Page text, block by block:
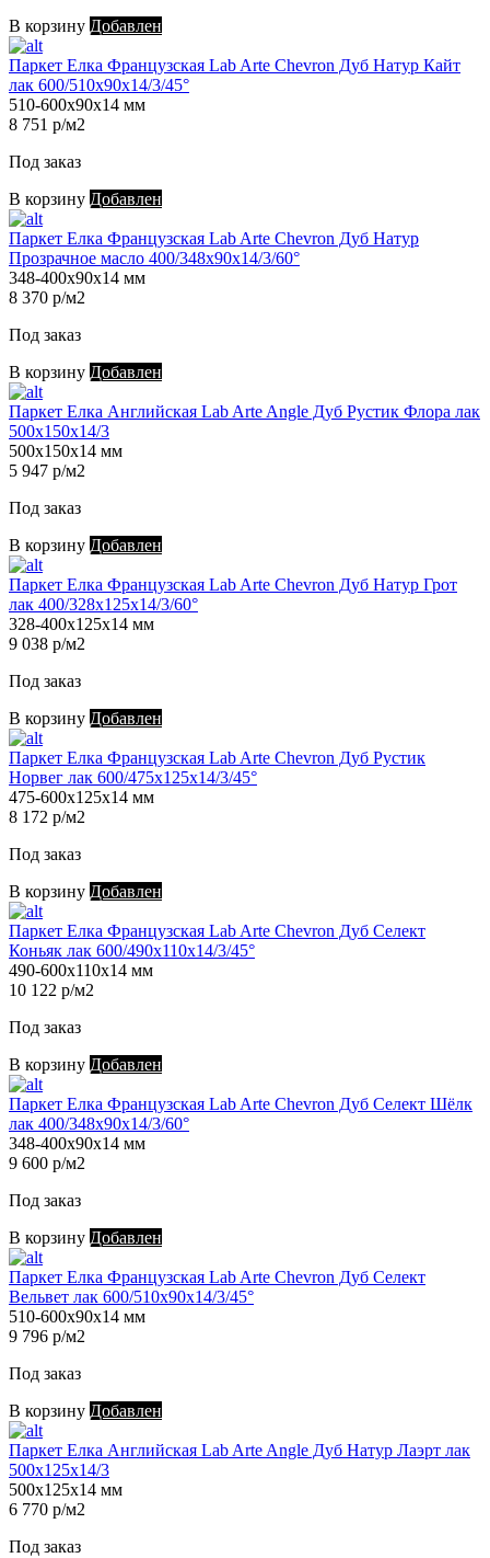
В корзину Добавлен
Паркет Елка Французская Lab Arte Chevron Дуб Натур Кайт
лак 600/510х90х14/3/45°
510-600х90х14 мм
8 751 р/м2
Под заказ
В корзину Добавлен
Паркет Елка Французская Lab Arte Chevron Дуб Натур
Прозрачное масло 400/348х90х14/3/60°
348-400х90х14 мм
8 370 р/м2
Под заказ
В корзину Добавлен
Паркет Елка Английская Lab Arte Angle Дуб Рустик Флора лак
500х150х14/3
500х150х14 мм
5 947 р/м2
Под заказ
В корзину Добавлен
Паркет Елка Французская Lab Arte Chevron Дуб Натур Грот
лак 400/328х125х14/3/60°
328-400х125х14 мм
9 038 р/м2
Под заказ
В корзину Добавлен
Паркет Елка Французская Lab Arte Chevron Дуб Рустик
Норвег лак 600/475х125х14/3/45°
475-600х125х14 мм
8 172 р/м2
Под заказ
В корзину Добавлен
Паркет Елка Французская Lab Arte Chevron Дуб Селект
Коньяк лак 600/490х110х14/3/45°
490-600х110х14 мм
10 122 р/м2
Под заказ
В корзину Добавлен
Паркет Елка Французская Lab Arte Chevron Дуб Селект Шёлк
лак 400/348х90х14/3/60°
348-400х90х14 мм
9 600 р/м2
Под заказ
В корзину Добавлен
Паркет Елка Французская Lab Arte Chevron Дуб Селект
Вельвет лак 600/510х90х14/3/45°
510-600х90х14 мм
9 796 р/м2
Под заказ
В корзину Добавлен
Паркет Елка Английская Lab Arte Angle Дуб Натур Лаэрт лак
500х125х14/3
500х125х14 мм
6 770 р/м2
Под заказ